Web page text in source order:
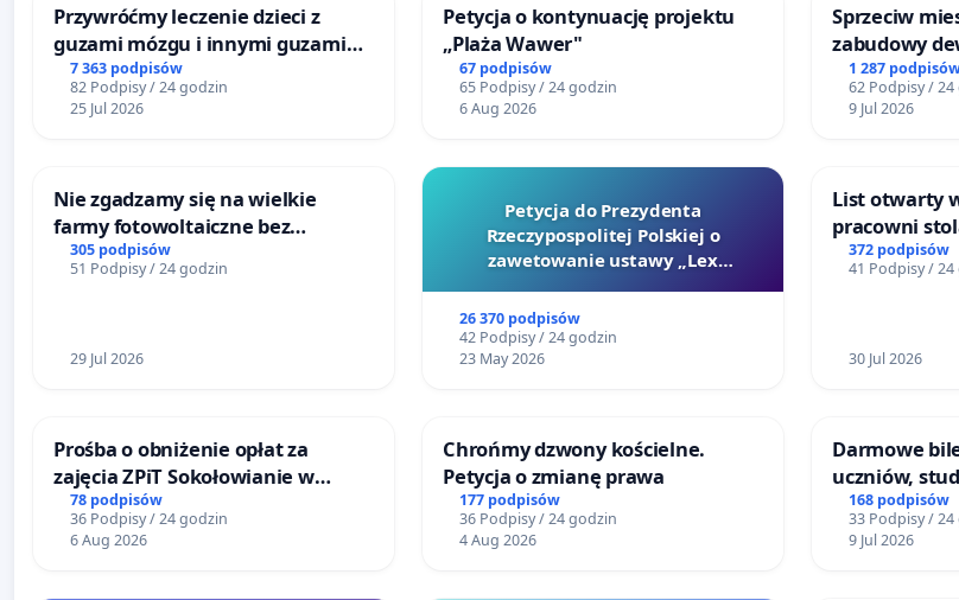
Przywróćmy leczenie dzieci z
guzami mózgu i innymi guzami
litymi do Górnośląskiego
Centrum Zdrowia Dziecka w
Katowicach
7 363 podpisów
82 Podpisy / 24 godzin
25 Jul 2026
Petycja o kontynuację projektu
„Plaża Wawer"
67 podpisów
65 Podpisy / 24 godzin
6 Aug 2026
Sprzeciw
zabudowy
terenow
Bulwarów
Białej
1 287
62 Podpisy /
9 Jul 2026
Nie zgadzamy się na wielkie
farmy fotowoltaiczne bez
rzetelnych analiz i akceptacji
mieszkańców
305 podpisów
51 Podpisy / 24 godzin
29 Jul 2026
Petycja do Prezydenta
Rzeczypospolitej Polskiej o
zawetowanie ustawy „Lex
26 370 podpisów
42 Podpisy / 24 godzin
23 May 2026
List otwarty
pracowni
Teatrze
372 podpisów
41 Podpisy /
30 Jul 2026
Prośba o obniżenie opłat za
zajęcia ZPiT Sokołowianie w
Sokołowskim Ośrodku Kultury
78 podpisów
36 Podpisy / 24 godzin
6 Aug 2026
Chrońmy dzwony kościelne.
Petycja o zmianę prawa
177 podpisów
36 Podpisy / 24 godzin
4 Aug 2026
Darmowe
uczniów,
168 podpisów
33 Podpisy /
9 Jul 2026